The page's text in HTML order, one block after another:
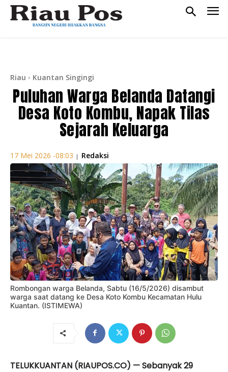
Riau Kuantan Singingi
Puluhan Warga Belanda Datangi
Desa Koto Kombu, Napak Tilas
Sejarah Keluarga
17 Mei 2026 -08:03 | Redaksi
Rombongan warga Belanda, Sabtu (16/5/2026) disambut
warga saat datang ke Desa Koto Kombu Kecamatan Hulu
Kuantan. (ISTIMEWA)
TELUKKUANTAN (RIAUPOS.CO) — Sebanyak 29